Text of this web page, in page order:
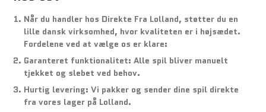
Når du handler hos Direkte Fra Lolland, støtter du en
lille dansk virksomhed, hvor kvaliteten er i højsædet.
Fordelene ved at vælge os er klare:
Garanteret funktionalitet: Alle spil bliver manuelt
tjekket og slebet ved behov.
Hurtig levering: Vi pakker og sender dine spil direkte
fra vores lager på Lolland.